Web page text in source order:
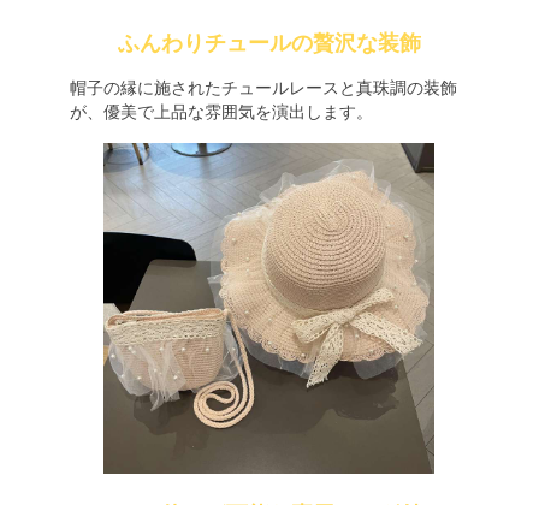
ふんわりチュールの贅沢な装飾
帽子の縁に施されたチュールレースと真珠調の装飾
が、優美で上品な雰囲気を演出します。